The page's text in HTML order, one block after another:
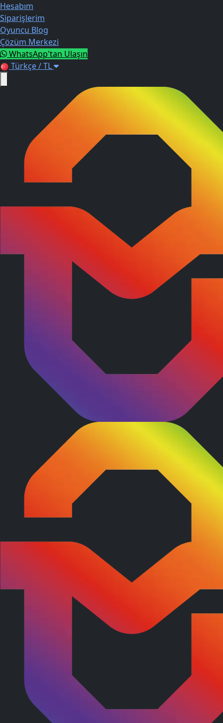
Hesabım
Siparişlerim
Oyuncu Blog
Çözüm Merkezi
WhatsApp'tan Ulaşın
Türkçe / TL